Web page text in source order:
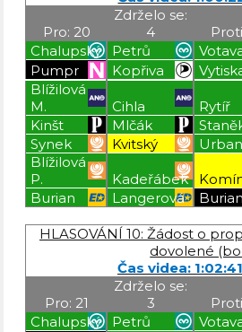
Pro: 20
Zdrželo se:
4
Chalupský
Petrů
Pumpr
Kopřiva
Blížilová
M.
Cihla Rytíř
Kinšt
Mlčák
Synek
Kvitský
Blížilová
P.
Kadeřábek
Burian
Langerová
HLASOVÁNÍ 10: Žádost o
dovolené
Čas videa:
Pro: 21
Zdrželo se:
3
Chalupský
Petrů